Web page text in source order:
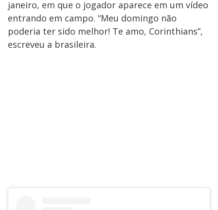
janeiro, em que o jogador aparece em um vídeo
entrando em campo. “Meu domingo não
poderia ter sido melhor! Te amo, Corinthians”,
escreveu a brasileira.